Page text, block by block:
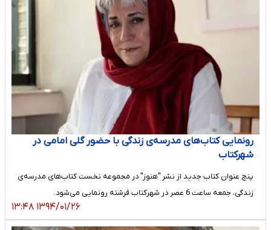
رونمایی کتاب­‌های مدرسه­‌ی زندگی با حضور گلی امامی در
شهرکتاب
پنج عنوان کتاب جدید از نشر "هنوز" در مجموعه­ نخست کتاب‌­های مدرسه­‌ی
زندگی، جمعه ساعت 6 عصر در شهرکتاب فرشته رونمایی می‌­شود.
۱۳۹۴/۰۱/۲۶ ۱۳:۴۸